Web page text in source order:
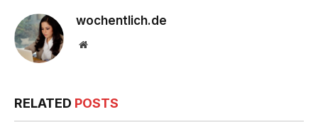
wochentlich.de
Website
RELATED POSTS